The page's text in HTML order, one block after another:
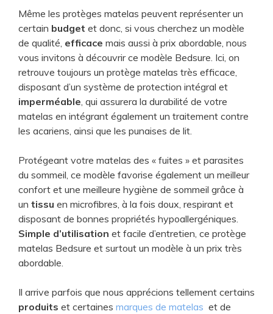
Même les protèges matelas peuvent représenter un
certain budget et donc, si vous cherchez un modèle
de qualité, efficace mais aussi à prix abordable, nous
vous invitons à découvrir ce modèle Bedsure. Ici, on
retrouve toujours un protège matelas très efficace,
disposant d’un système de protection intégral et
imperméable, qui assurera la durabilité de votre
matelas en intégrant également un traitement contre
les acariens, ainsi que les punaises de lit.
Protégeant votre matelas des « fuites » et parasites
du sommeil, ce modèle favorise également un meilleur
confort et une meilleure hygiène de sommeil grâce à
un tissu en microfibres, à la fois doux, respirant et
disposant de bonnes propriétés hypoallergéniques.
Simple d’utilisation et facile d’entretien, ce protège
matelas Bedsure et surtout un modèle à un prix très
abordable.
Il arrive parfois que nous apprécions tellement certains
produits et certaines marques de matelas et de